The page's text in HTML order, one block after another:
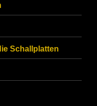
Schallplatten